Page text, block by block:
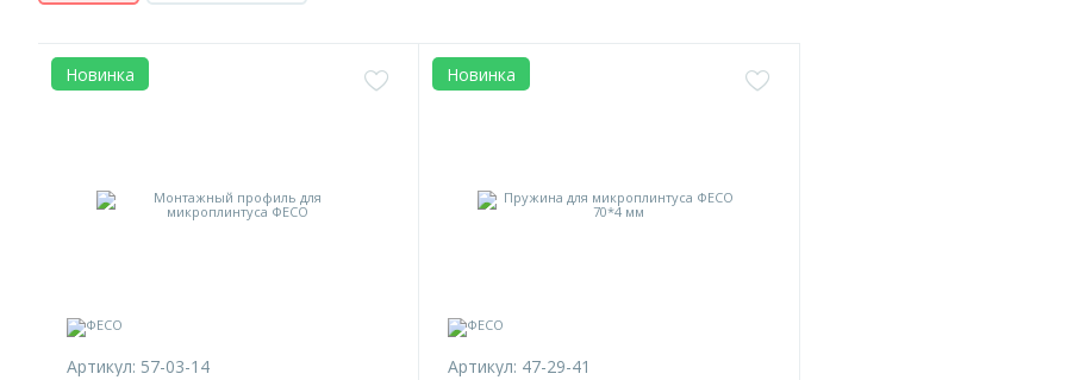
Новинка
Артикул: 57-03-14
Новинка
Артикул: 47-29-41